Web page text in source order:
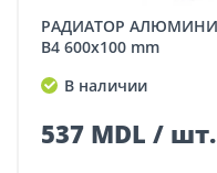
РАДИАТОР АЛЮМИНИЕВЫЙ NOVA FLORIDA SEVEN
B4 600x100 mm
В наличии
537 MDL / шт.